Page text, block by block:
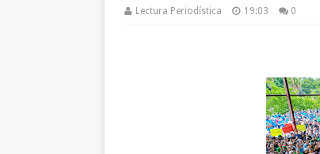
Lectura Periodística 19:03 0